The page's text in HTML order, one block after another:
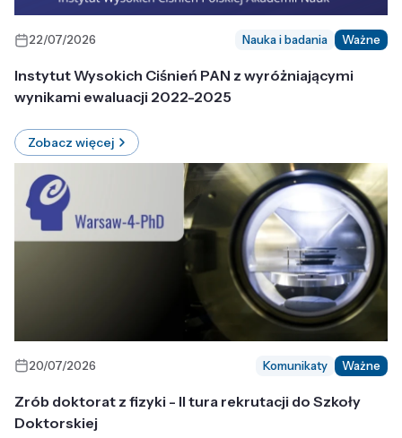
22/07/2026 Nauka i badania Ważne
Instytut Wysokich Ciśnień PAN z wyróżniającymi
wynikami ewaluacji 2022-2025
Zobacz więcej
20/07/2026 Komunikaty Ważne
Zrób doktorat z fizyki - II tura rekrutacji do Szkoły
Doktorskiej